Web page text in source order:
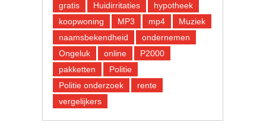
gratis
Huidirritaties
hypotheek
koopwoning
MP3 mp4
Muziek
naamsbekendheid
ondernemen
Ongeluk
online
P2000
pakketten
Politie
Politie onderzoek
rente
vergelijkers